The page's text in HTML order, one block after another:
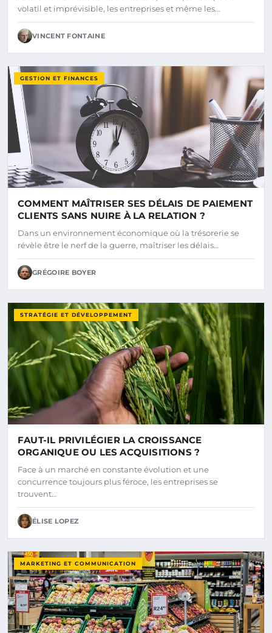
volatil et imprévisible, les entreprises et même les…
VINCENT FONTAINE
GESTION ET FINANCES
COMMENT MAÎTRISER SES DÉLAIS DE PAIEMENT
CLIENTS SANS NUIRE À LA RELATION ?
Dans un environnement économique où la trésorerie se
révèle être le nerf de la guerre, maîtriser les délais…
GRÉGOIRE BOYER
STRATÉGIE ET DÉVELOPPEMENT
FAUT-IL PRIVILÉGIER LA CROISSANCE
ORGANIQUE OU LES ACQUISITIONS ?
Face à un marché en constante évolution et une
concurrence toujours plus féroce, les entreprises se
trouvent…
ÉLISE LOPEZ
MARKETING ET COMMUNICATION